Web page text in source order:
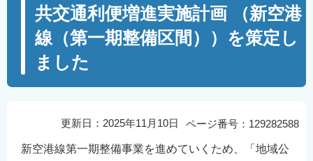
共交通利便増進実施計画 （新空港
線（第一期整備区間））を策定し
ました
ページ番号：129282588
更新日：2025年11月10日
新空港線第一期整備事業を進めていくため、「地域公